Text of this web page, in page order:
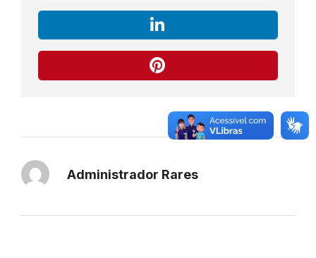
Administrador Rares